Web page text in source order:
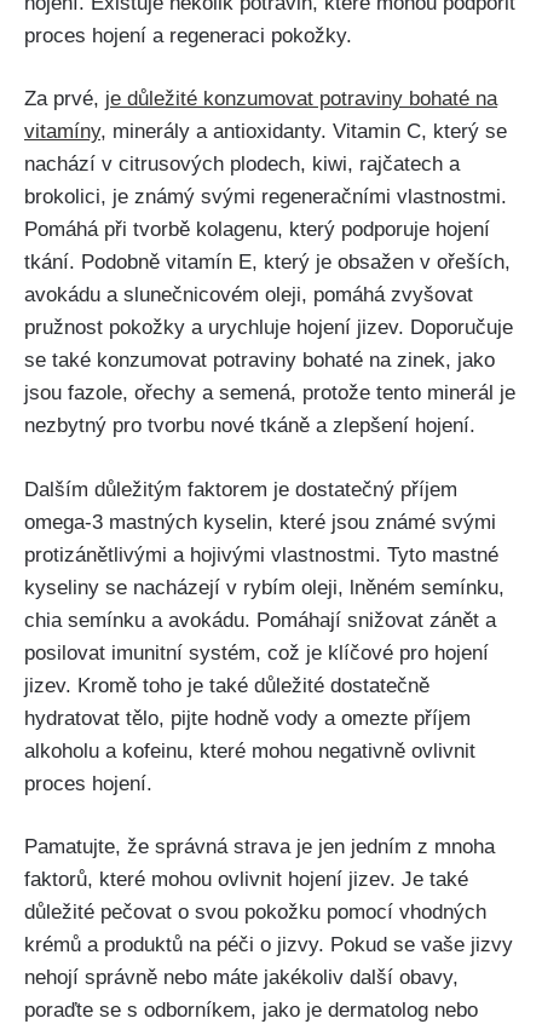
proces hojení a regeneraci pokožky.
Za prvé, je důležité ⁤konzumovat potraviny⁣ bohaté na⁣
vitamíny, minerály a antioxidanty. Vitamin C, který se
nachází v citrusových plodech,‍ kiwi,⁣ rajčatech a
brokolici, je známý svými⁢ regeneračními vlastnostmi.
Pomáhá při tvorbě kolagenu,‍ který ⁢podporuje⁤ hojení
‍tkání. Podobně vitamín E, který je obsažen v ořeších,
avokádu ‍a‍ slunečnicovém oleji, ‍pomáhá zvyšovat⁣
pružnost pokožky a⁣ urychluje hojení jizev. ‍Doporučuje
se také konzumovat potraviny bohaté na ‌zinek, jako
jsou fazole,⁣ ořechy ​a semená,⁢ protože ⁣tento minerál⁢ je
nezbytný pro tvorbu nové tkáně a zlepšení hojení.
Dalším důležitým faktorem je ⁢dostatečný příjem
omega-3 mastných kyselin, které jsou známé​ svými‌
protizánětlivými a hojivými ⁢vlastnostmi. Tyto mastné
kyseliny se⁢ nacházejí v rybím oleji,⁣ lněném‍ semínku,
chia semínku ⁣a‍ avokádu. Pomáhají snižovat ⁢zánět a
‌posilovat imunitní systém, což je​ klíčové ​pro hojení
jizev. ⁢Kromě toho je⁢ také důležité dostatečně
‍hydratovat tělo, pijte hodně vody ⁤a omezte⁤ příjem
alkoholu a kofeinu, které mohou negativně ovlivnit
proces hojení.
Pamatujte, že správná strava je jen⁤ jedním z mnoha
faktorů, které mohou ovlivnit hojení jizev. Je také
důležité pečovat ⁤o svou pokožku⁣ pomocí vhodných
krémů‌ a produktů na‍ péči o jizvy.‌ Pokud se vaše⁤ jizvy
nehojí správně nebo máte ‌jakékoliv další obavy,
poraďte se s odborníkem, jako⁤ je dermatolog nebo